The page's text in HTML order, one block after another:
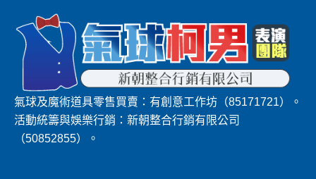
氣球及魔術道具零售買賣：有創意工作坊（85171721）。
活動統籌與娛樂行銷：新朝整合行銷有限公司
（50852855）。